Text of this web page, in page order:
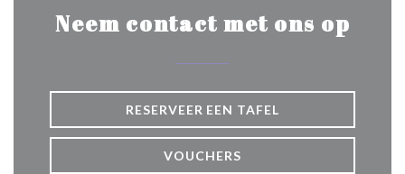
Neem contact met ons op
RESERVEER EEN TAFEL
VOUCHERS